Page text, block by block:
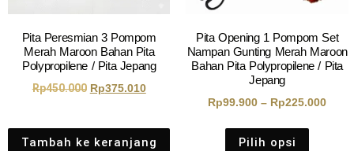
Pita Peresmian 3 Pompom
Merah Maroon Bahan Pita
Polypropilene / Pita Jepang
Rp450.000 Rp375.010
Tambah ke keranjang
Pita Opening 1 Pompom Set
Nampan Gunting Merah Maroon
Bahan Pita Polypropilene / Pita
Jepang
Rp99.900 – Rp225.000
Pilih opsi